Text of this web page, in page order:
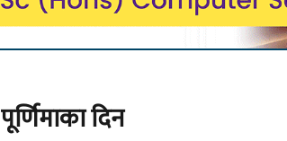
पूर्णिमाका दिन